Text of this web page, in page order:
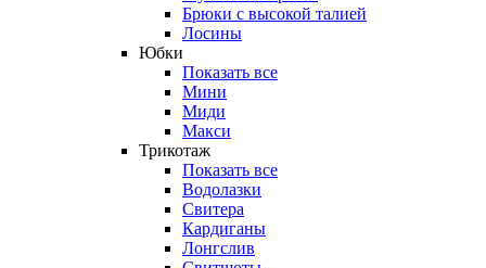
Брюки с высокой талией
Лосины
Юбки
Показать все
Мини
Миди
Макси
Трикотаж
Показать все
Водолазки
Свитера
Кардиганы
Лонгслив